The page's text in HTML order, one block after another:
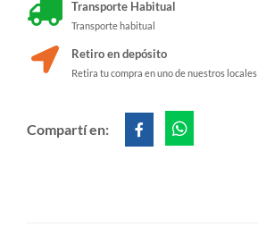
Transporte Habitual
Transporte habitual
Retiro en depósito
Retira tu compra en uno de nuestros locales
Compartí en: